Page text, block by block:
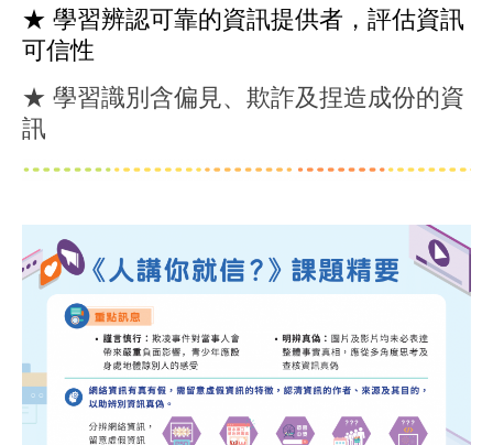
★ 學習辨認可靠的資訊提供者，評估資訊
可信性
★ 學習識別含偏見、欺詐及捏造成份的資
訊